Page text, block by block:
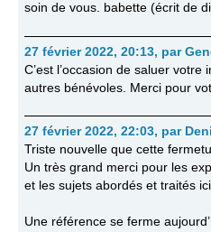
soin de vous. babette (écrit de
27 février 2022, 20:13, par
C’est l’occasion de saluer
autres bénévoles. Merci pour
27 février 2022, 22:03, par
Triste nouvelle que cette
Un très grand merci pour les
et les sujets abordés et traités ici.
Une référence se ferme